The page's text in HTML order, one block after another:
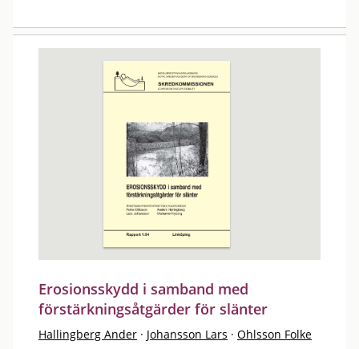
Erosionsskydd i samband med
förstärkningsåtgärder för slänter
Hallingberg Ander · Johansson Lars · Ohlsson Folke